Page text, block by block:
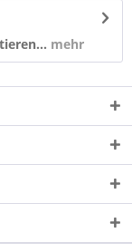
mehr